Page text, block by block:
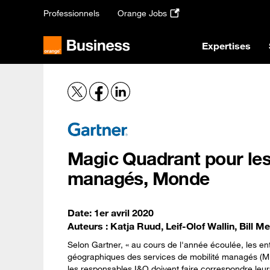
Professionnels Orange Jobs
Expertises
Magic Quadrant pour
managés, Monde
Date: 1er avril 2020
Auteurs : Katja Ruud, Leif-Olof Wallin, Bill
Selon Gartner, « au cours de l'année écoulée, les
géographiques des services de mobilité managés